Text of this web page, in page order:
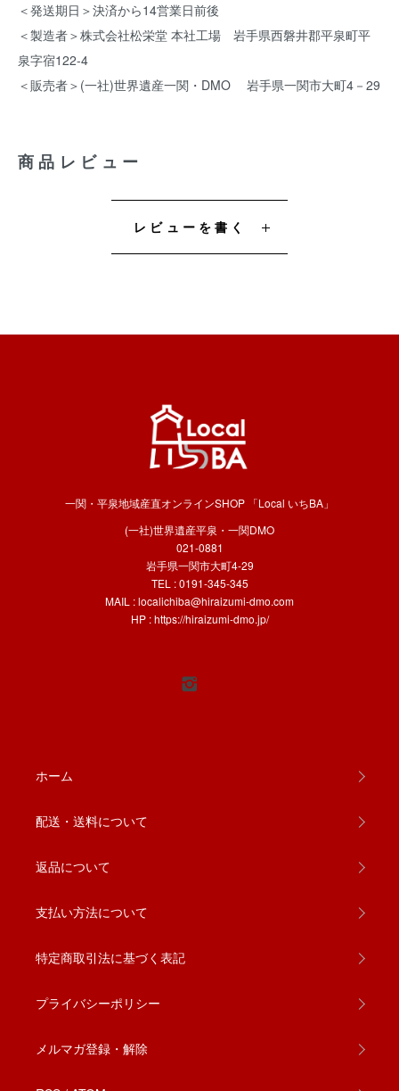
＜発送期日＞決済から14営業日前後
＜製造者＞株式会社松栄堂 本社工場 岩手県西磐井郡平泉町平
泉字宿122-4
＜販売者＞(一社)世界遺産一関・DMO 岩手県一関市大町4－29
商品レビュー
レビューを書く
一関・平泉地域産直オンラインSHOP 「Local いちBA」
(一社)世界遺産平泉・一関DMO
021-0881
岩手県一関市大町4-29
TEL : 0191-345-345
MAIL :localichiba@hiraizumi-dmo.com
HP :https://hiraizumi-dmo.jp/
ホーム
配送・送料について
返品について
支払い方法について
特定商取引法に基づく表記
プライバシーポリシー
メルマガ登録・解除